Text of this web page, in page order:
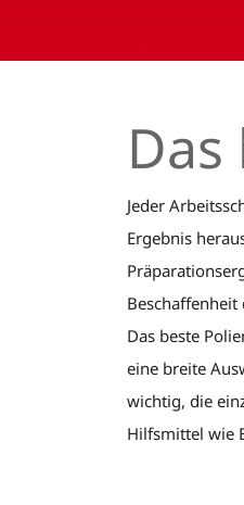
Jeder
Ergebnis
Das beste
eine breite
wichtig, die
Hilfsmittel wie